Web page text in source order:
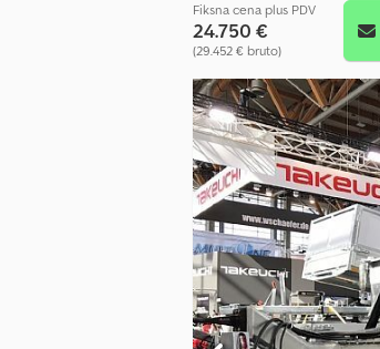
Fiksna cena plus PDV
24.750 €
(29.452 € bruto)